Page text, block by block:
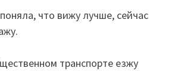
что вижу лучше, сейчас
транспорте езжу